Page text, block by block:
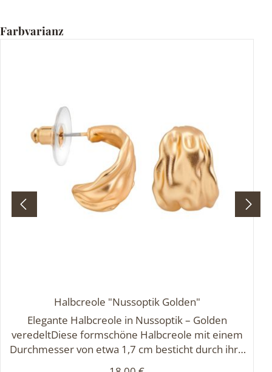
Produktgalerie überspringen
Farbvarianz
Halbcreole "Nussoptik Golden"
Elegante Halbcreole in Nussoptik – Golden
veredeltDiese formschöne Halbcreole mit einem
Durchmesser von etwa 1,7 cm besticht durch ihre